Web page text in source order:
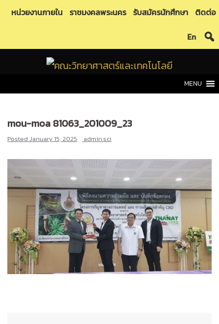
Skipหน่วยงานภายใน ราชมงคลพระนคร รับสมัครนักศึกษา ติดต่อ
En
MENU
mou-moa 81063_201009_23
Posted January 15, 2025 admin.sci